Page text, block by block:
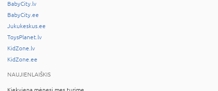
BabyCity.lv
BabyCity.ee
Jukukeskus.ee
ToysPlanet.lv
KidZone.lv
KidZone.ee
NAUJIENLAIŠKIS